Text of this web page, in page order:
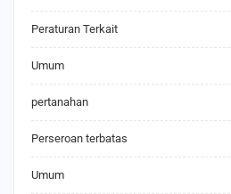
Peraturan Terkait
Umum
pertanahan
Perseroan terbatas
Umum